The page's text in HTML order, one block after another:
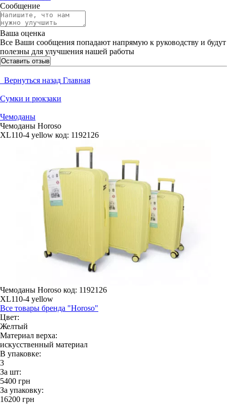
Сообщение
Ваша оценка
Все Ваши сообщения попадают напрямую к руководству и будут
полезны для улучшения нашей работы
Оставить отзыв
Вернуться назад Главная
Сумки и рюкзаки
Чемоданы
Чемоданы Horoso
XL110-4 yellow код: 1192126
Чемоданы Horoso код: 1192126
XL110-4 yellow
Все товары бренда "Horoso"
Цвет:
Желтый
Материал верха:
искусственный материал
В упаковке:
3
За шт:
5400 грн
За упаковку:
16200 грн